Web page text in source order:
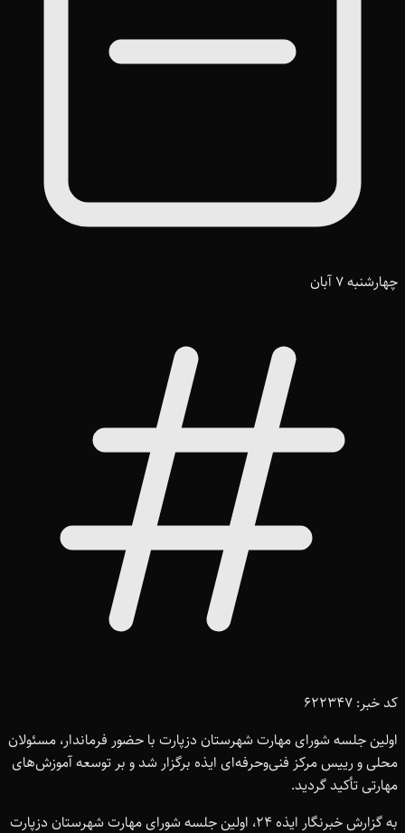
چهارشنبه 7 آبان
کد خبر: 622347
اولین جلسه شورای مهارت شهرستان دزپارت با حضور فرماندار، مسئولان
محلی و رییس مرکز فنی‌وحرفه‌ای ایذه برگزار شد و بر توسعه آموزش‌های
مهارتی تأکید گردید.
به گزارش خبرنگار ایذه ۲۴، اولین جلسه شورای مهارت شهرستان دزپارت